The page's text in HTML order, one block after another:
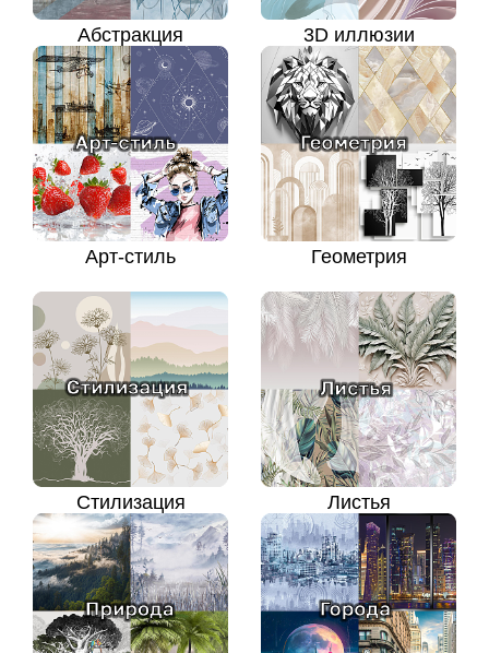
Абстракция 3D иллюзии
Арт-стиль Геометрия
Стилизация Листья